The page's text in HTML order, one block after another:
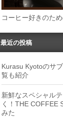
コーヒー好きのた
最近の投稿
Kurasu Kyotoのサ
覧も紹介
新鮮なスペシャル
く！THE COFFEE
みた